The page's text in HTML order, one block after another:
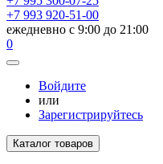
+7 993 920-51-00
ежедневно с 9:00 до 21:00
0
Войдите
или
Зарегистрируйтесь
Каталог товаров